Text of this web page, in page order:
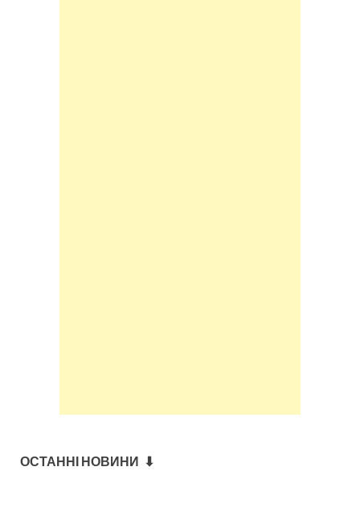
ОСТАННІ НОВИНИ ⬇